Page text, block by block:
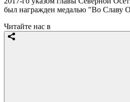
был награжден медалью "Во Славу
Читайте нас в